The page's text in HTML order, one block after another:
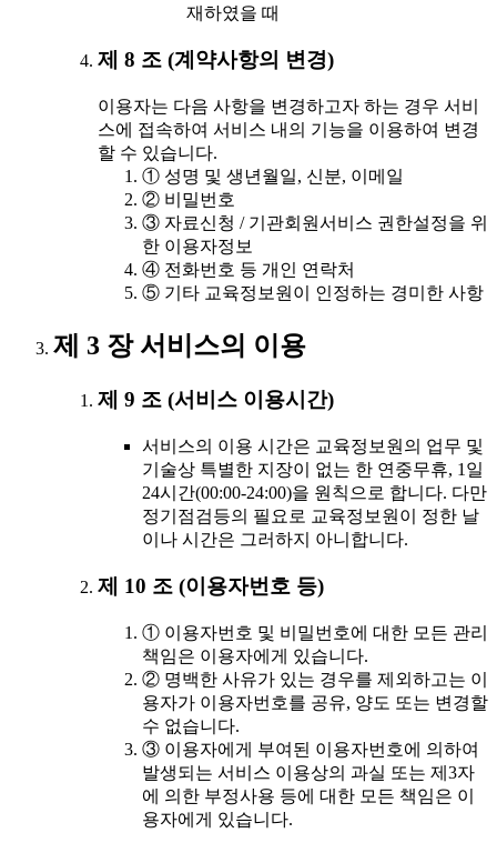
재하였을 때
제 8 조 (계약사항의 변경)
이용자는 다음 사항을 변경하고자 하는 경우 서비
스에 접속하여 서비스 내의 기능을 이용하여 변경
할 수 있습니다.
① 성명 및 생년월일, 신분, 이메일
② 비밀번호
③ 자료신청 / 기관회원서비스 권한설정을 위
한 이용자정보
④ 전화번호 등 개인 연락처
⑤ 기타 교육정보원이 인정하는 경미한 사항
제 3 장 서비스의 이용
제 9 조 (서비스 이용시간)
서비스의 이용 시간은 교육정보원의 업무 및
기술상 특별한 지장이 없는 한 연중무휴, 1일
24시간(00:00-24:00)을 원칙으로 합니다. 다만
정기점검등의 필요로 교육정보원이 정한 날
이나 시간은 그러하지 아니합니다.
제 10 조 (이용자번호 등)
① 이용자번호 및 비밀번호에 대한 모든 관리
책임은 이용자에게 있습니다.
② 명백한 사유가 있는 경우를 제외하고는 이
용자가 이용자번호를 공유, 양도 또는 변경할
수 없습니다.
③ 이용자에게 부여된 이용자번호에 의하여
발생되는 서비스 이용상의 과실 또는 제3자
에 의한 부정사용 등에 대한 모든 책임은 이
용자에게 있습니다.